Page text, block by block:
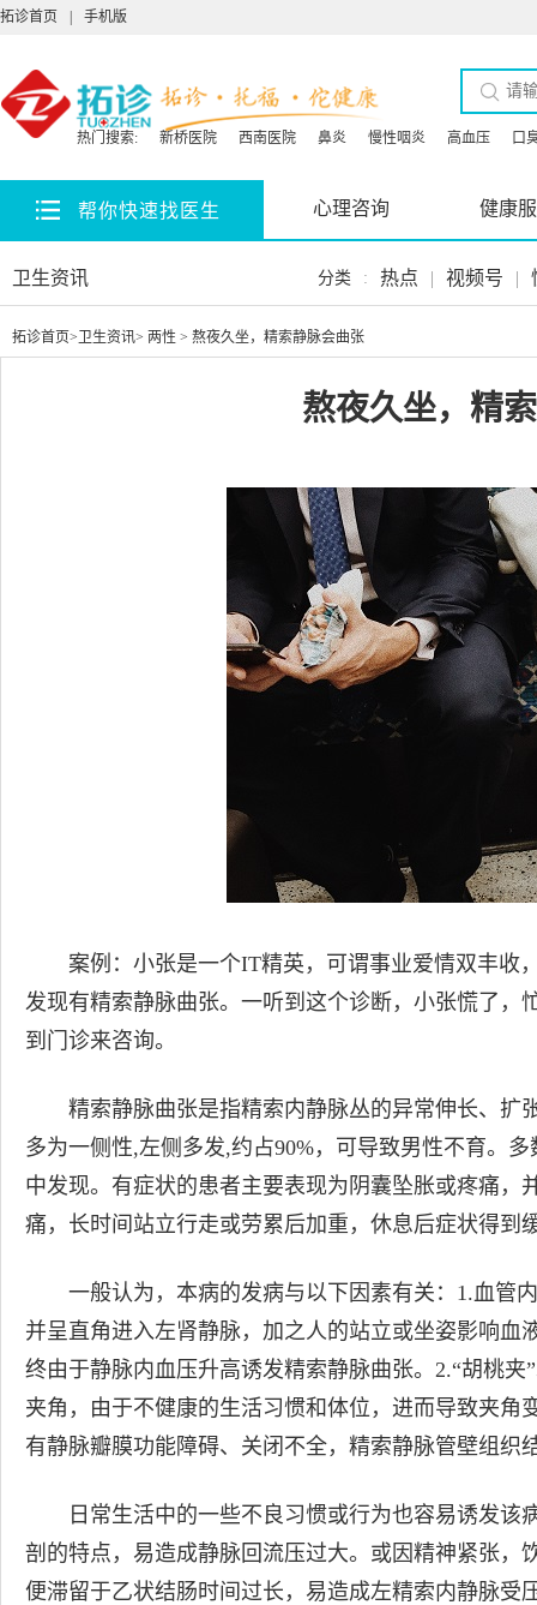
拓诊首页 手机版
热门搜索: 新桥医院 西南医院 鼻炎 慢性咽炎 高血压 口
帮你快速找医生 心理咨询 健康
卫生资讯 分类 : 热点 | 视频号 |
拓诊首页> 卫生资讯> 两性 > 熬夜久坐，精索静脉会曲张
熬夜久坐，精
案例：小张是一个IT精英，可谓事业爱情双丰收
发现有精索静脉曲张。一听到这个诊断，小张慌了，
到门诊来咨询。
精索静脉曲张是指精索内静脉丛的异常伸长、扩
多为一侧性,左侧多发,约占90%，可导致男性不育。
中发现。有症状的患者主要表现为阴囊坠胀或疼痛，
痛，长时间站立行走或劳累后加重，休息后症状得到
一般认为，本病的发病与以下因素有关：1.血管
并呈直角进入左肾静脉，加之人的站立或坐姿影响血
终由于静脉内血压升高诱发精索静脉曲张。2.“胡桃夹
夹角，由于不健康的生活习惯和体位，进而导致夹角
有静脉瓣膜功能障碍、关闭不全，精索静脉管壁组织
日常生活中的一些不良习惯或行为也容易诱发
剖的特点，易造成静脉回流压过大。或因精神紧张，
便滞留于乙状结肠时间过长，易造成左精索内静脉受